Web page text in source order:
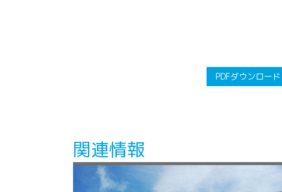
PDFダウンロード
関連情報